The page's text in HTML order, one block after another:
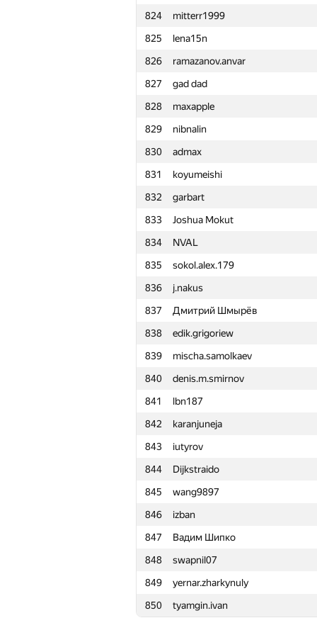
824
mitterr1999
825
lena15n
826
ramazanov.anvar
827
gad dad
828
maxapple
829
nibnalin
830
admax
831
koyumeishi
832
garbart
833
Joshua Mokut
834
NVAL
835
sokol.alex.179
836
j.nakus
837
Дмитрий Шмырёв
838
edik.grigoriew
839
mischa.samolkaev
840
denis.m.smirnov
841
lbn187
842
karanjuneja
843
iutyrov
844
Dijkstraido
845
wang9897
846
izban
847
Вадим Шипко
848
swapnil07
849
yernar.zharkynuly
850
tyamgin.ivan
801 weibinlv
802
fedar.staravoytau
803
galloska
804
Алексей Кулдошин
805
diraria
806
Айбек Сейтов
807
jonh.doe.1990
808
dvkim98
809
boltikovar
810
santaevp
811
rusmih98
812
Sparik Hayrapetyan
813
igand80
814
vinokurov.csc
815
IgorZakharov02
816
demkozlov
817
ivanger2001
818
MrDindows
819
SavkinSD
820
Saaho.rmolenko
821
lanasheep
822
ialagunov
823
MrSidney
824
mitterr1999
825
lena15n
826
ramazanov.anvar
827
gad dad